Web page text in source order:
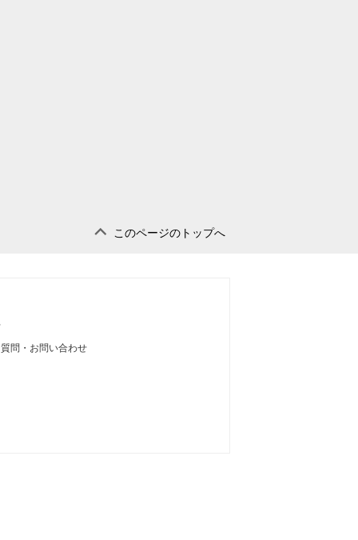
このページのトップへ
問・お問い合わせ